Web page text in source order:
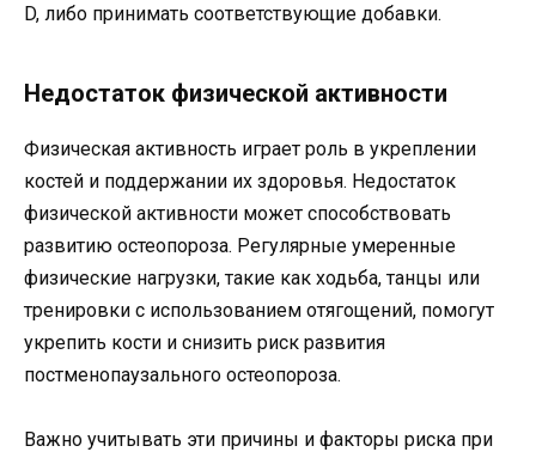
D, либо принимать соответствующие добавки.
Недостаток физической активности
Физическая активность играет роль в укреплении
костей и поддержании их здоровья. Недостаток
физической активности может способствовать
развитию остеопороза. Регулярные умеренные
физические нагрузки, такие как ходьба, танцы или
тренировки с использованием отягощений, помогут
укрепить кости и снизить риск развития
постменопаузального остеопороза.
Важно учитывать эти причины и факторы риска при